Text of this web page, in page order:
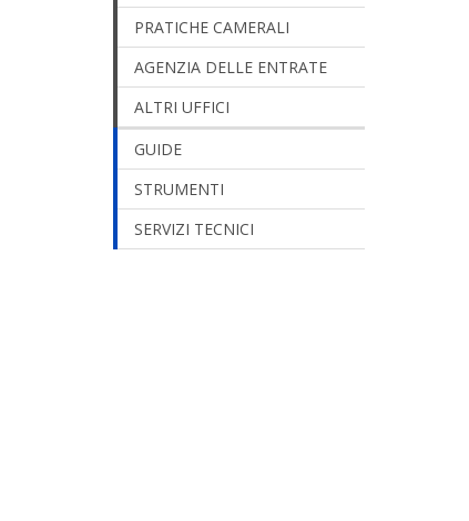
PRATICHE CAMERALI
AGENZIA DELLE ENTRATE
ALTRI UFFICI
GUIDE
STRUMENTI
SERVIZI TECNICI